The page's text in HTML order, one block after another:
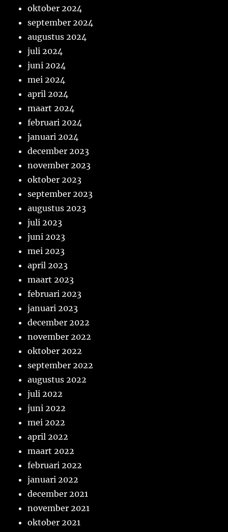
oktober 2024
september 2024
augustus 2024
juli 2024
juni 2024
mei 2024
april 2024
maart 2024
februari 2024
januari 2024
december 2023
november 2023
oktober 2023
september 2023
augustus 2023
juli 2023
juni 2023
mei 2023
april 2023
maart 2023
februari 2023
januari 2023
december 2022
november 2022
oktober 2022
september 2022
augustus 2022
juli 2022
juni 2022
mei 2022
april 2022
maart 2022
februari 2022
januari 2022
december 2021
november 2021
oktober 2021